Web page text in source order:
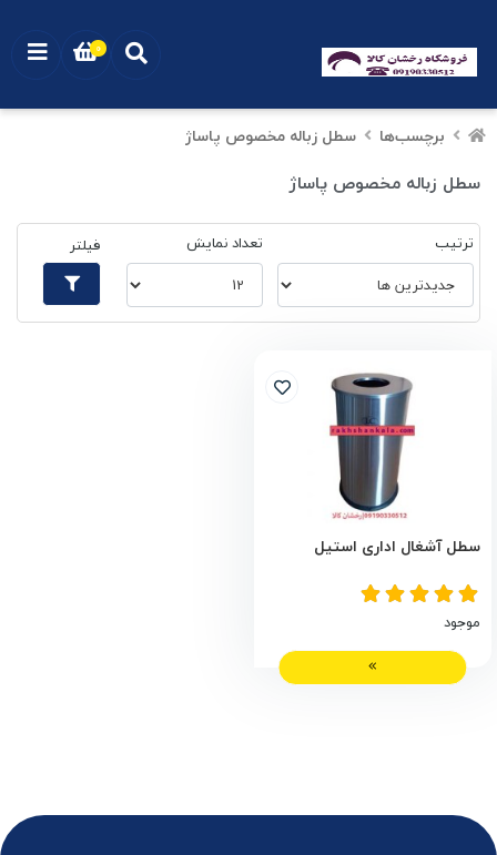
برچسب‌ها سطل زباله مخصوص پاساژ
سطل زباله مخصوص پاساژ
ترتیب تعداد نمایش فیلتر
سطل آشغال اداری استیل
موجود
0